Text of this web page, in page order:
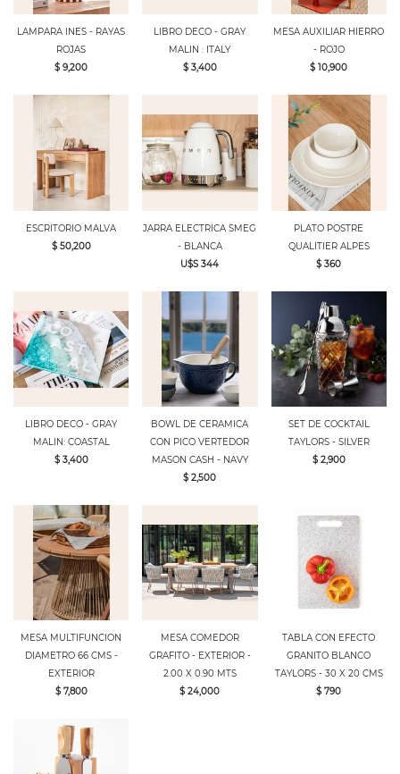
LAMPARA INES - RAYAS
ROJAS
$ 9,200
LIBRO DECO - GRAY
MALIN : ITALY
$ 3,400
MESA AUXILIAR HIERRO
- ROJO
$ 10,900
ESCRITORIO MALVA
$ 50,200
JARRA ELECTRICA SMEG
- BLANCA
U$S 344
PLATO POSTRE
QUALITIER ALPES
$ 360
LIBRO DECO - GRAY
MALIN: COASTAL
$ 3,400
BOWL DE CERAMICA
CON PICO VERTEDOR
MASON CASH - NAVY
$ 2,500
SET DE COCKTAIL
TAYLORS - SILVER
$ 2,900
MESA MULTIFUNCION
DIAMETRO 66 CMS -
EXTERIOR
$ 7,800
MESA COMEDOR
GRAFITO - EXTERIOR -
2.00 X 0.90 MTS
$ 24,000
TABLA CON EFECTO
GRANITO BLANCO
TAYLORS - 30 X 20 CMS
$ 790